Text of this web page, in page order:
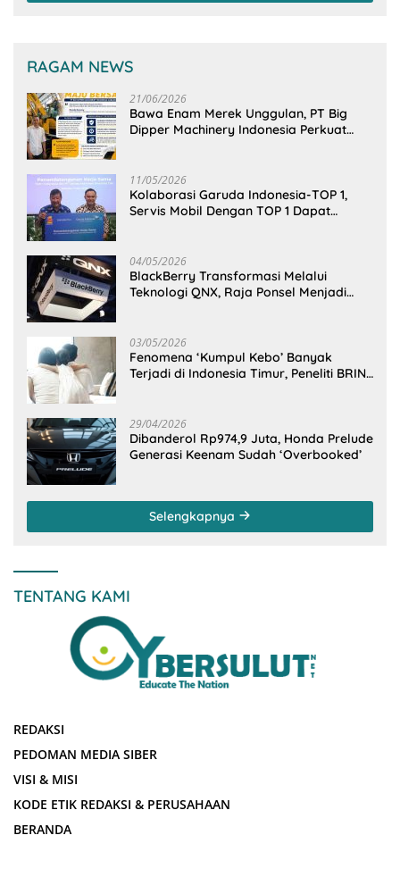
RAGAM NEWS
21/06/2026
Bawa Enam Merek Unggulan, PT Big
Dipper Machinery Indonesia Perkuat
11/05/2026
Kolaborasi Garuda Indonesia-TOP 1,
Servis Mobil Dengan TOP 1 Dapat
04/05/2026
BlackBerry Transformasi Melalui
Teknologi QNX, Raja Ponsel Menjadi
03/05/2026
Fenomena ‘Kumpul Kebo’ Banyak
Terjadi di Indonesia Timur, Peneliti BRIN
29/04/2026
Dibanderol Rp974,9 Juta, Honda Prelude
Generasi Keenam Sudah ‘Overbooked’
Selengkapnya
TENTANG KAMI
REDAKSI
PEDOMAN MEDIA SIBER
VISI & MISI
KODE ETIK REDAKSI & PERUSAHAAN
BERANDA